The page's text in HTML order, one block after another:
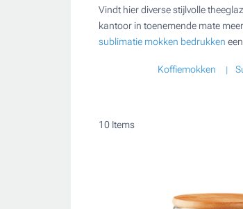
Vindt hier diverse stijlvolle
kantoor in toenemende mate
sublimatie mokken bedrukken
Koffiemokken
10 Items